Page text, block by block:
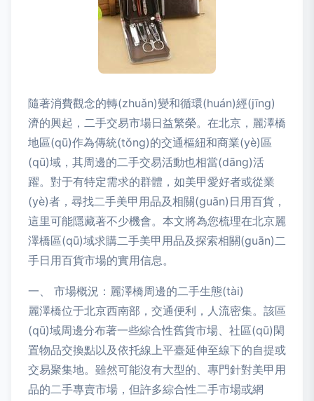
隨著消費觀念的轉(zhuǎn)變和循環(huán)經(jīng)
濟的興起，二手交易市場日益繁榮。在北京，麗澤橋
地區(qū)作為傳統(tǒng)的交通樞紐和商業(yè)區
(qū)域，其周邊的二手交易活動也相當(dāng)活
躍。對于有特定需求的群體，如美甲愛好者或從業
(yè)者，尋找二手美甲用品及相關(guān)日用百貨，
這里可能隱藏著不少機會。本文將為您梳理在北京麗
澤橋區(qū)域求購二手美甲用品及探索相關(guān)二
手日用百貨市場的實用信息。
一、 市場概況：麗澤橋周邊的二手生態(tài)
麗澤橋位于北京西南部，交通便利，人流密集。該區
(qū)域周邊分布著一些綜合性舊貨市場、社區(qū)閑
置物品交換點以及依托線上平臺延伸至線下的自提或
交易聚集地。雖然可能沒有大型的、專門針對美甲用
品的二手專賣市場，但許多綜合性二手市場或網